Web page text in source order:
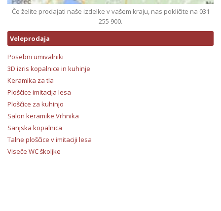
Če želite prodajati naše izdelke v vašem kraju, nas pokličite na 031
255 900.
Veleprodaja
Posebni umivalniki
3D izris kopalnice in kuhinje
Keramika za tla
Ploščice imitacija lesa
Ploščice za kuhinjo
Salon keramike Vrhnika
Sanjska kopalnica
Talne ploščice v imitaciji lesa
Viseče WC školjke